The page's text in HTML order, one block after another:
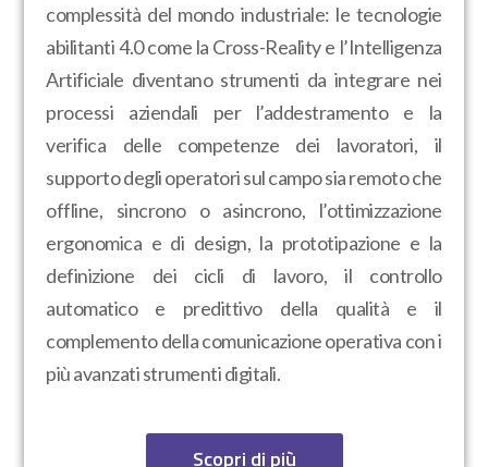
complessità del mondo industriale: le tecnologie
abilitanti 4.0 come la Cross-Reality e l’Intelligenza
Artificiale diventano strumenti da integrare nei
processi aziendali per l’addestramento e la
verifica delle competenze dei lavoratori, il
supporto degli operatori sul campo sia remoto che
offline, sincrono o asincrono, l’ottimizzazione
ergonomica e di design, la prototipazione e la
definizione dei cicli di lavoro, il controllo
automatico e predittivo della qualità e il
complemento della comunicazione operativa con i
più avanzati strumenti digitali.
Scopri di più